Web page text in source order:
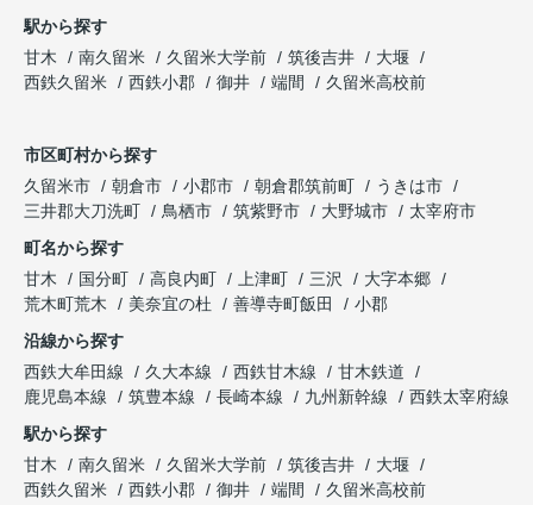
駅から探す
甘木
南久留米 久留米大学前 筑後吉井
大堰
西鉄久留米
西鉄小郡 御井 端間 久留米高校前
市区町村から探す
久留米市
朝倉市 小郡市 朝倉郡筑前町
うきは市
三井郡大刀洗町
鳥栖市 筑紫野市 大野城市
太宰府市
町名から探す
甘木
国分町 高良内町 上津町 三沢
大字本郷
荒木町荒木
美奈宜の杜 善導寺町飯田
小郡
沿線から探す
西鉄大牟田線
久大本線 西鉄甘木線
甘木鉄道
鹿児島本線
筑豊本線 長崎本線 九州新幹線
西鉄太宰府線
駅から探す
甘木
南久留米 久留米大学前 筑後吉井
大堰
西鉄久留米
西鉄小郡 御井 端間 久留米高校前